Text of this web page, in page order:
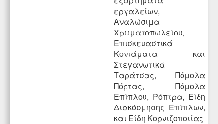
εργαλείων,
Αναλώσιμα
Χρωματοπωλείου,
Επισκευαστικά
Κονιάματα και
Στεγανωτικά
Ταράτσας, Πόμολα
Πόρτας, Πόμολα
Επίπλου, Ρόπτρα, Είδη
Διακόσμησης Επίπλων,
και Είδη Κορνιζοποιίας